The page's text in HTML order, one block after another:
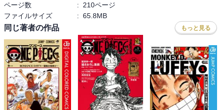
船だけどっか別の場所に旅立ってしまったような寂しさ、そして本
編よりコラボ商品ばかり見かけるようになり…講読を断念
長期連載過ぎるのも、どうなんかなぁ…
ページ数
:
210ページ
ファイルサイズ
: 65.8MB
同じ著者の作品 もっと見る